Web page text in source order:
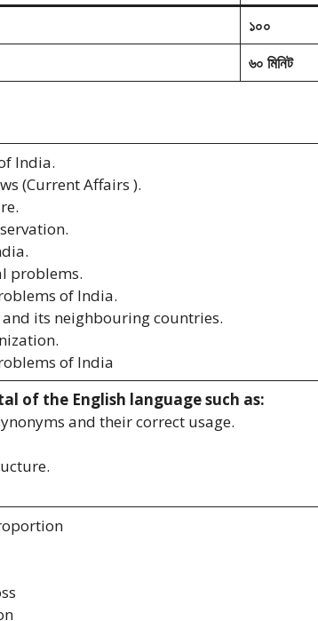
১০০
৬০ মিনিট
India.
(Current Affairs ).
problems.
of India.
its neighbouring countries.
of India
of the English language such as:
and their correct usage.